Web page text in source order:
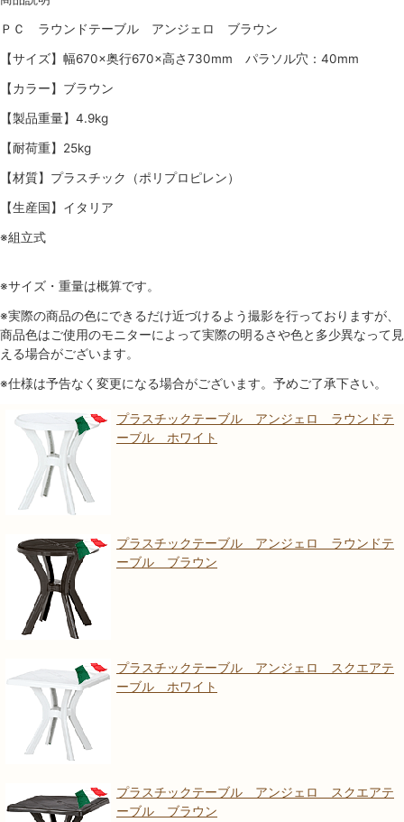
ＰＣ ラウンドテーブル アンジェロ ブラウン
【サイズ】幅670×奥行670×高さ730mm パラソル穴：40mm
【カラー】ブラウン
【製品重量】4.9kg
【耐荷重】25kg
【材質】プラスチック（ポリプロピレン）
【生産国】イタリア
※組立式
※サイズ・重量は概算です。
※実際の商品の色にできるだけ近づけるよう撮影を行っておりますが、
商品色はご使用のモニターによって実際の明るさや色と多少異なって見
える場合がございます。
※仕様は予告なく変更になる場合がございます。予めご了承下さい。
プラスチックテーブル アンジェロ ラウンドテ
ーブル ホワイト
プラスチックテーブル アンジェロ ラウンドテ
ーブル ブラウン
プラスチックテーブル アンジェロ スクエアテ
ーブル ホワイト
プラスチックテーブル アンジェロ スクエアテ
ーブル ブラウン